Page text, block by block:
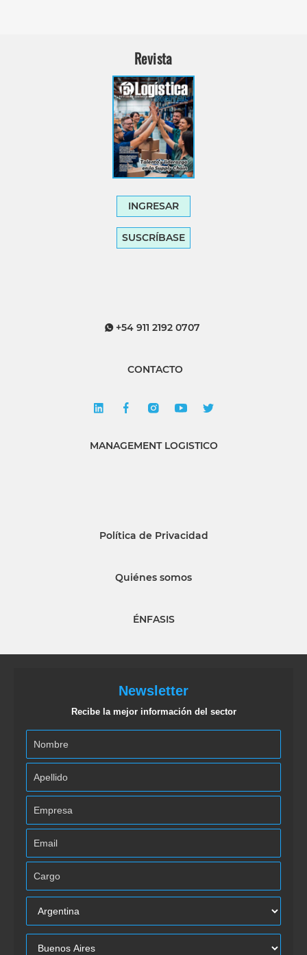
Revista
INGRESAR
SUSCRÍBASE
+54 911 2192 0707
CONTACTO
MANAGEMENT LOGISTICO
Política de Privacidad
Quiénes somos
ÉNFASIS
Newsletter
Recibe la mejor información del sector